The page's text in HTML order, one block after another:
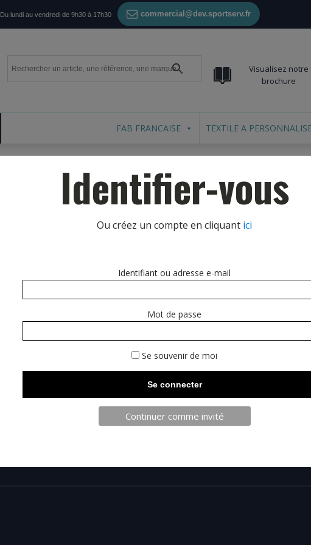
Du lundi au vendredi de 9h30 à 17h30 commercial@dev.sportserv.fr
Visualisez notre
brochure
FAB FRANCAISE TEXTILE A
Identifier-vous
Ou créez un compte en cliquant ici
Identifiant ou adresse e-mail
Mot de passe
Se souvenir de moi
Continuer comme invité